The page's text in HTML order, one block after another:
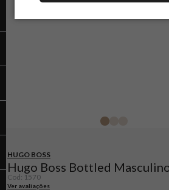
HUGO BOSS
Hugo Boss Bottled
Cod: 1570
Ver avaliações